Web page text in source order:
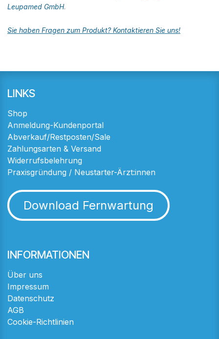
Leupamed GmbH.
Sie haben Fragen zum Produkt? Kontaktieren Sie uns!
LINKS
Shop
Anmeldung-Kundenportal
Abverkauf/Restposten/Sale
Zahlungsarten & Versand
Widerrufsbelehrung
Praxisgründung / Neustarter-Ärzt:innen
Download Fernwartung
INFORMATIONEN
Über uns
Impressum
Datenschutz
AGB
Cookie-Richtlinien